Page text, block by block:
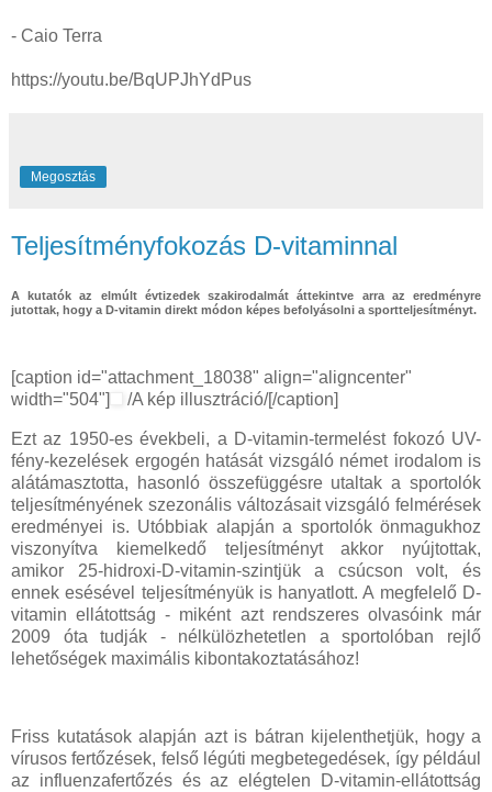
- Caio Terra
https://youtu.be/BqUPJhYdPus
Megosztás
Teljesítményfokozás D-vitaminnal
A kutatók az elmúlt évtizedek szakirodalmát áttekintve arra az eredményre
jutottak, hogy a D-vitamin direkt módon képes befolyásolni a sportteljesítményt.
[caption id="attachment_18038" align="aligncenter"
width="504"]
/A kép illusztráció/[/caption]
Ezt az 1950-es évekbeli, a D-vitamin-termelést fokozó UV-
fény-kezelések ergogén hatását vizsgáló német irodalom is
alátámasztotta, hasonló összefüggésre utaltak a sportolók
teljesítményének szezonális változásait vizsgáló felmérések
eredményei is. Utóbbiak alapján a sportolók önmagukhoz
viszonyítva kiemelkedő teljesítményt akkor nyújtottak,
amikor 25-hidroxi-D-vitamin-szintjük a csúcson volt, és
ennek esésével teljesítményük is hanyatlott. A megfelelő D-
vitamin ellátottság - miként azt rendszeres olvasóink már
2009 óta tudják - nélkülözhetetlen a sportolóban rejlő
lehetőségek maximális kibontakoztatásához!
Friss kutatások alapján azt is bátran kijelenthetjük, hogy a
vírusos fertőzések, felső légúti megbetegedések, így például
az influenzafertőzés és az elégtelen D-vitamin-ellátottság